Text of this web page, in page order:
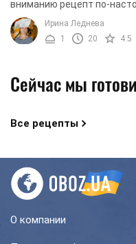
вниманию рецепт по-
весеннего легкого
идет о салате из черемши.
понадобится свежий ...
Ирина Леднева
1
20 4.5
Сейчас мы
Все рецепты
О компании